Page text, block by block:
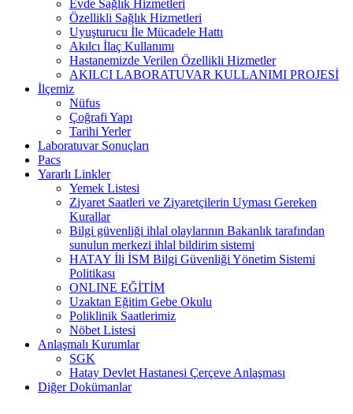
Evde Sağlık Hizmetleri
Özellikli Sağlık Hizmetleri
Uyuşturucu İle Mücadele Hattı
Akılcı İlaç Kullanımı
Hastanemizde Verilen Özellikli Hizmetler
AKILCI LABORATUVAR KULLANIMI PROJESİ
İlçemiz
Nüfus
Çoğrafi Yapı
Tarihi Yerler
Laboratuvar Sonuçları
Pacs
Yararlı Linkler
Yemek Listesi
Ziyaret Saatleri ve Ziyaretçilerin Uyması Gereken
Kurallar
Bilgi güvenliği ihlal olaylarının Bakanlık tarafından
sunulun merkezi ihlal bildirim sistemi
HATAY İli İSM Bilgi Güvenliği Yönetim Sistemi
Politikası
ONLINE EĞİTİM
Uzaktan Eğitim Gebe Okulu
Poliklinik Saatlerimiz
Nöbet Listesi
Anlaşmalı Kurumlar
SGK
Hatay Devlet Hastanesi Çerçeve Anlaşması
Diğer Dokümanlar